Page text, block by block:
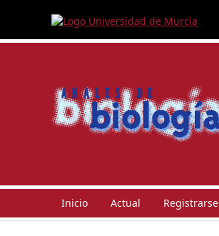
Inicio Actual Registrarse